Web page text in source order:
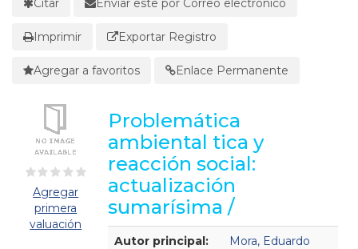
Citar Enviar este por Correo electrónico
Imprimir Exportar Registro
Agregar a favoritos Enlace Permanente
Agregar
primera
valuación
Problemática
ambiental tica y
reacción social:
actualización
sumarísima /
Detalles Bibliográficos
Autor principal: Mora, Eduardo